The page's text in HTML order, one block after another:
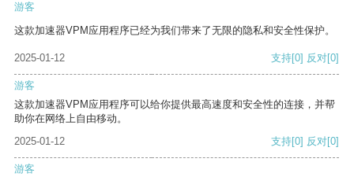
游客
这款加速器VPM应用程序已经为我们带来了无限的隐私和安全性保护。
2025-01-12 支持[0] 反对[0]
游客
这款加速器VPM应用程序可以给你提供最高速度和安全性的连接，并帮
助你在网络上自由移动。
2025-01-12
支持[0] 反对[0]
游客